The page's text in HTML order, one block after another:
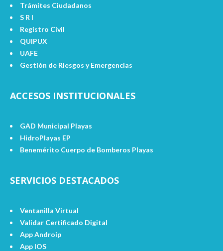
Trámites Ciudadanos
S R I
Registro Civil
QUIPUX
UAFE
Gestión de Riesgos y Emergencias
ACCESOS INSTITUCIONALES
GAD Municipal Playas
HidroPlayas EP
Benemérito Cuerpo de Bomberos Playas
SERVICIOS DESTACADOS
Ventanilla Virtual
Validar Certificado Digital
App Androip
App IOS